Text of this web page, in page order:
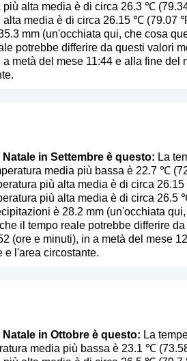
più alta media è di circa 26.3 ℃
alta media è di circa 26.15 ℃ (79.07
mm (un'occhiata qui, che cosa
potrebbe differire da questi valori
metà del mese 11:44 e alla fine
in Settembre è questo: La
media più bassa è 22.7 ℃
più alta media è di circa
più alta media è di circa
è 28.2 mm (un'occhiata
il tempo reale potrebbe differire
(ore e minuti), in a metà del mese
e l'area circostante.
in Ottobre è questo: La
media più bassa è 23.1 ℃